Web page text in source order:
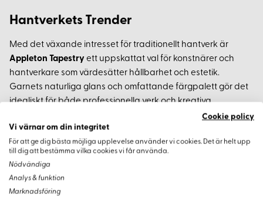
Hantverkets Trender
Med det växande intresset för traditionellt hantverk är
Appleton Tapestry ett uppskattat val för konstnärer och
hantverkare som värdesätter hållbarhet och estetik.
Garnets naturliga glans och omfattande färgpalett gör det
idealiskt för både professionella verk och kreativa
Varför Välja Appleton Tapestry?
Välj Appleton Tapestry för att kombinera arv och innovation i
dina konstprojekt. Detta garn garanterar att varje projekt är
både hållbart och visuellt imponerande, vilket är perfekt för
Cookie policy
Vi värnar om din integritet
För att ge dig bästa möjliga upplevelse använder vi cookies. Det är helt upp
till dig att bestämma vilka cookies vi får använda.
Nödvändiga
Analys & funktion
Marknadsföring